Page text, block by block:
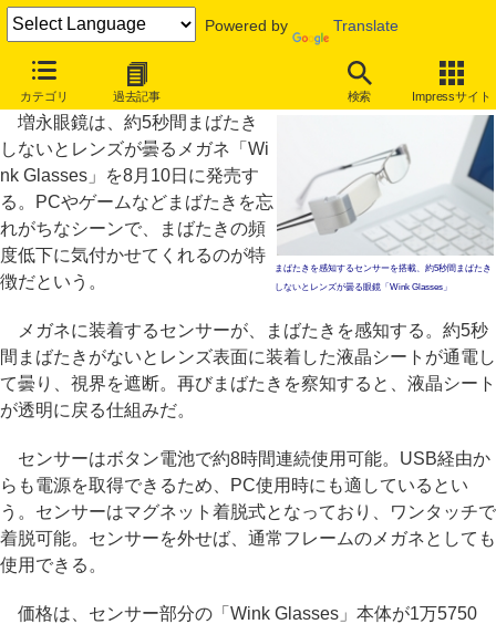
Powered by Translate
カテゴリ 過去記事 検索 Impressサイト
5秒間まばたきしないとレンズが曇るメガネ、増永眼鏡が発売
まばたきを感知するセンサーを搭載、約5秒間まばたき
しないとレンズが曇る眼鏡「Wink Glasses」
増永眼鏡は、約5秒間まばたき
しないとレンズが曇るメガネ「Wi
nk Glasses」を8月10日に発売す
る。PCやゲームなどまばたきを忘
れがちなシーンで、まばたきの頻
度低下に気付かせてくれるのが特
徴だという。
メガネに装着するセンサーが、まばたきを感知する。約5秒
間まばたきがないとレンズ表面に装着した液晶シートが通電し
て曇り、視界を遮断。再びまばたきを察知すると、液晶シート
が透明に戻る仕組みだ。
センサーはボタン電池で約8時間連続使用可能。USB経由か
らも電源を取得できるため、PC使用時にも適しているとい
う。センサーはマグネット着脱式となっており、ワンタッチで
着脱可能。センサーを外せば、通常フレームのメガネとしても
使用できる。
価格は、センサー部分の「Wink Glasses」本体が1万5750